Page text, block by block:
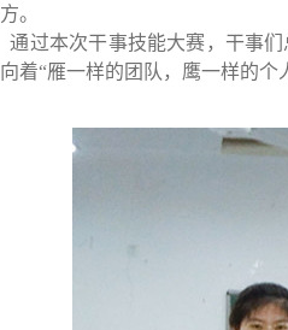
方。
通过本次干事技能大赛 ， 干事们
向着“雁一样的团队，鹰一样的个